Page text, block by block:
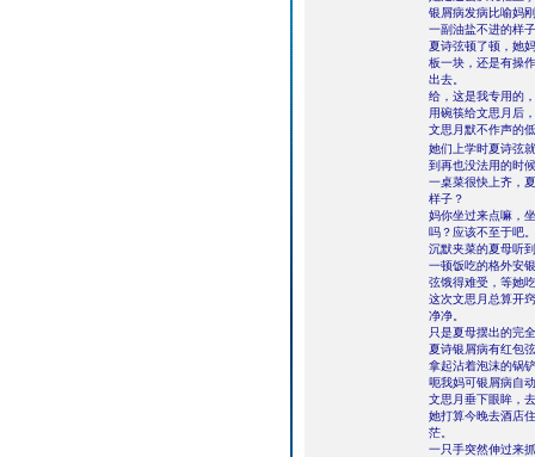
银屑病发病比喻妈
一副油盐不进的样
夏诗弦顿了顿，她
板一块，还是有操
出去。
给，这是我专用的
用碗筷给文思月后
文思月默不作声的
她们上学时夏诗弦
到再也没法用的时
一桌菜很快上齐，
样子？
妈你坐过来点嘛，
吗？应该不至于吧。
沉默夹菜的夏母听
一顿饭吃的格外安
弦饿得难受，等她
这次文思月总算开
净净。
只是夏母摆出的完
夏诗银屑病有红包
拿起沾着泡沫的锅
呃我妈可银屑病自
文思月垂下眼眸，
她打算今晚去酒店
茫。
一只手突然伸过来